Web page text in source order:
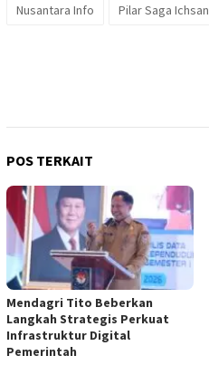
Nusantara Info Pilar Saga Ichsan
POS TERKAIT
Mendagri Tito Beberkan
Langkah Strategis Perkuat
Infrastruktur Digital
Pemerintah